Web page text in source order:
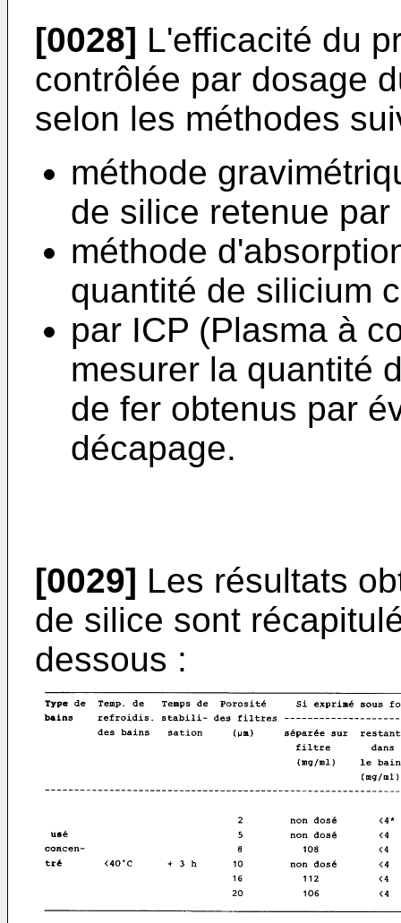
[0028] L'efficacité du
contrôlée par dosage
selon les méthodes
méthode
de silice retenue
méthode
quantité de silicium
par ICP (Plasma à
mesurer la quantité
de fer obtenus par
décapage.
[0029] Les résultats
de silice sont
dessous :